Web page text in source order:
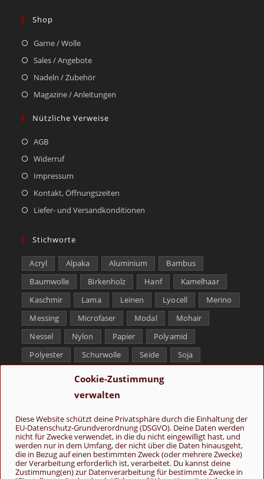
Cookie-Zustimmung
verwalten
Diese Website schützt deine Privatsphäre durch die Einhaltung der
EU-Datenschutz-Grundverordnung (DSGVO). Deine Daten werden
nicht für Zwecke verwendet, in die du nicht eingewilligt hast, und
werden nur in dem Umfang, der nicht über die Daten hinausgeht,
die in Bezug auf einen bestimmten Zweck (oder mehrere Zwecke)
der Verarbeitung erforderlich ist, verarbeitet. Du kannst deine
Zustimmung(en) zur Datenverarbeitung für bestimmte Zwecke in
Shop
Garne / Wolle
Sales / Angebote
Nadeln / Zubehör
Magazine / Anleitungen
Nützliche Verweise
AGB
Widerruf
Impressum
Kontakt, Öffnungszeiten
Liefer- und Versandkonditionen
Stichworte
Acryl Alpaka Aluminium
Bambus
Baumwolle
Birkenholz Hanf
Kamelhaar
Kaschmir
Lama Leinen Lyocell
Merino
Messing
Microfaser Modal
Mohair
Nessel
Nylon Papier
Polyamid
Polyester
Schurwolle Seide
Soja
Tencel
Yak
Folge uns